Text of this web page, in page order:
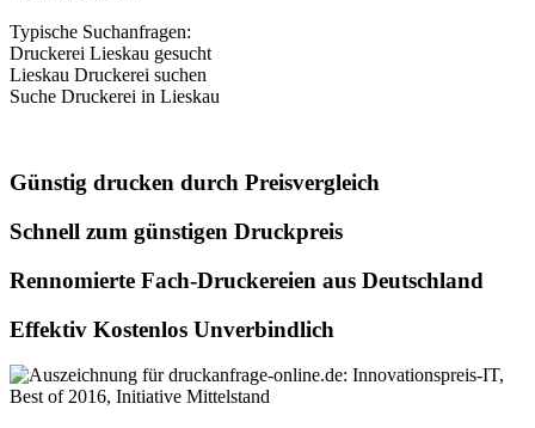
Typische Suchanfragen:
Druckerei Lieskau gesucht
Lieskau Druckerei suchen
Suche Druckerei in Lieskau
Günstig drucken durch Preisvergleich
Schnell zum günstigen Druckpreis
Rennomierte Fach-Druckereien aus Deutschland
Effektiv Kostenlos Unverbindlich